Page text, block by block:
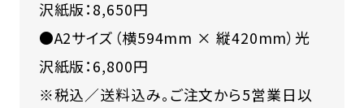
沢紙版：8,650円
●A2サイズ（横594mm × 縦420mm）光
沢紙版：6,800円
※税込／送料込み。ご注文から5営業日以